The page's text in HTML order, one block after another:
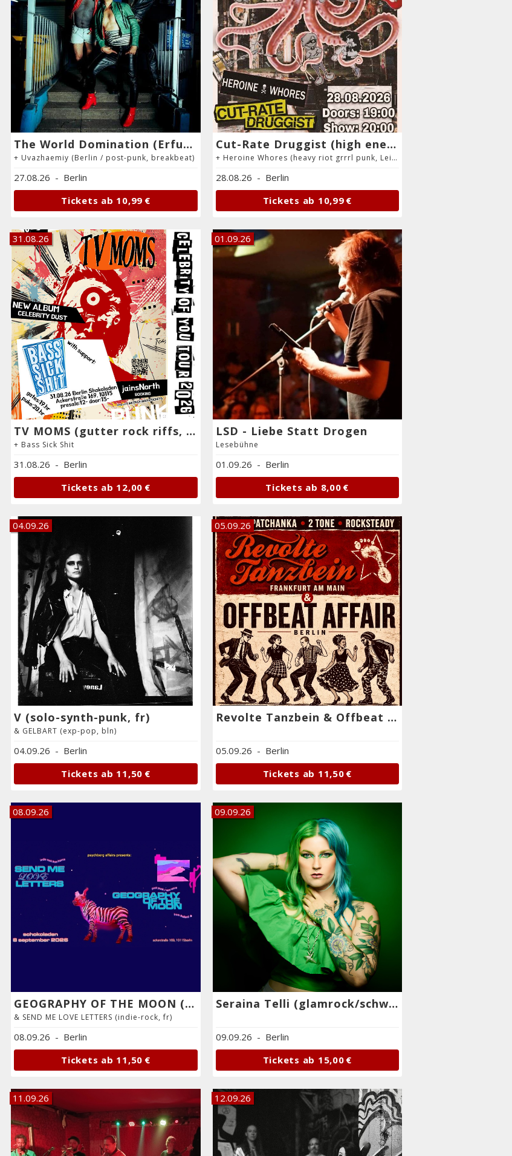
The World Domination (Erfurt / electro punk, acid disco)
+ Uvazhaemiy (Berlin / post-punk, breakbeat)
27.08.26 - Berlin
Tickets ab 10,99 €
Cut-Rate Druggist (high energy rock´n´roll, Oakland, California)
+ Heroine Whores (heavy riot grrrl punk, Leipzig)
28.08.26 - Berlin
Tickets ab 10,99 €
31.08.26
TV MOMS (gutter rock riffs, NYC)
+ Bass Sick Shit
31.08.26 - Berlin
Tickets ab 12,00 €
01.09.26
LSD - Liebe Statt Drogen
Lesebühne
01.09.26 - Berlin
Tickets ab 8,00 €
04.09.26
V (solo-synth-punk, fr)
& GELBART (exp-pop, bln)
04.09.26 - Berlin
Tickets ab 11,50 €
05.09.26
Revolte Tanzbein & Offbeat Affair
05.09.26 - Berlin
Tickets ab 11,50 €
08.09.26
GEOGRAPHY OF THE MOON (diy post-punk psych-wave)
& SEND ME LOVE LETTERS (indie-rock, fr)
08.09.26 - Berlin
Tickets ab 11,50 €
09.09.26
Seraina Telli (glamrock/schweiz)
09.09.26 - Berlin
Tickets ab 15,00 €
11.09.26 12.09.26